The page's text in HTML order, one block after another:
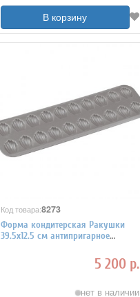
В корзину
Код товара:8273
Форма кондитерская Ракушки
39.5х12.5 см антипригарное
5 200 р.
нет в наличии